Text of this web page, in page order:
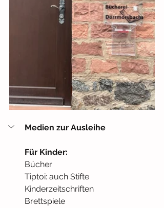
Medien zur Ausleihe
Für Kinder:
Bücher
Tiptoi: auch Stifte
Kinderzeitschriften
Brettspiele